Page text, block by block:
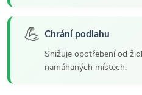
💪 Chrání podlahu
Snižuje opotřebení od
namáhaných místech.